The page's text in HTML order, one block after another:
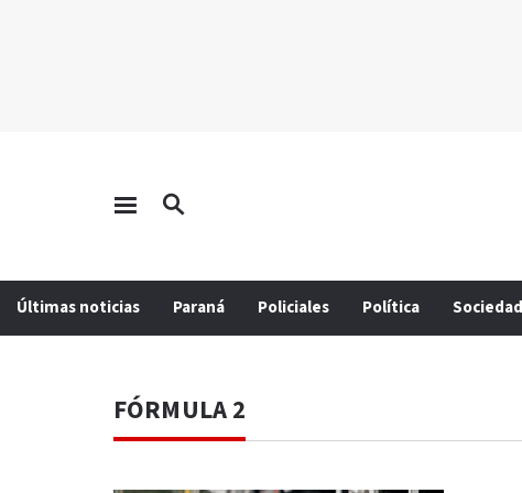
Últimas noticias Paraná Policiales Política Sociedad
FÓRMULA 2